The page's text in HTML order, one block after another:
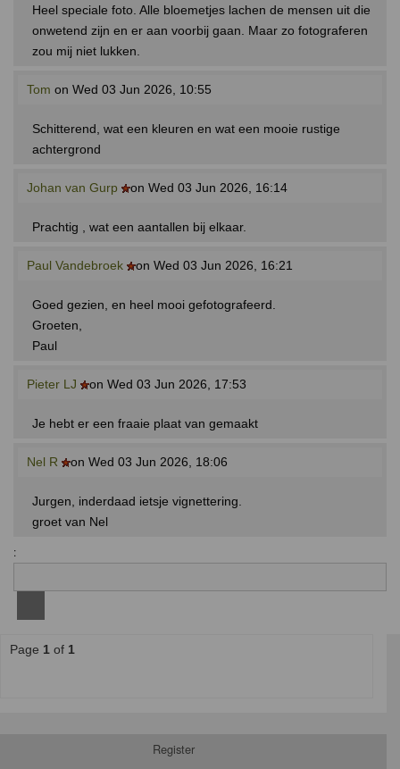
Heel speciale foto. Alle bloemetjes lachen de mensen uit die
onwetend zijn en er aan voorbij gaan. Maar zo fotograferen
zou mij niet lukken.
Tom on Wed 03 Jun 2026, 10:55
Schitterend, wat een kleuren en wat een mooie rustige
achtergrond
Johan van Gurp on Wed 03 Jun 2026, 16:14
Prachtig , wat een aantallen bij elkaar.
Paul Vandebroek on Wed 03 Jun 2026, 16:21
Goed gezien, en heel mooi gefotografeerd.
Groeten,
Paul
Pieter LJ on Wed 03 Jun 2026, 17:53
Je hebt er een fraaie plaat van gemaakt
Nel R on Wed 03 Jun 2026, 18:06
Jurgen, inderdaad ietsje vignettering.
groet van Nel
:
Page 1 of 1
Register